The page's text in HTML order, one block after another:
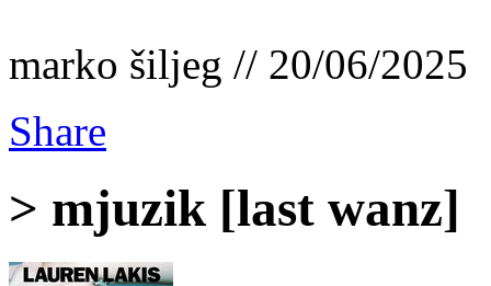
marko šiljeg // 20/06/2025
Share
> mjuzik [last wanz]